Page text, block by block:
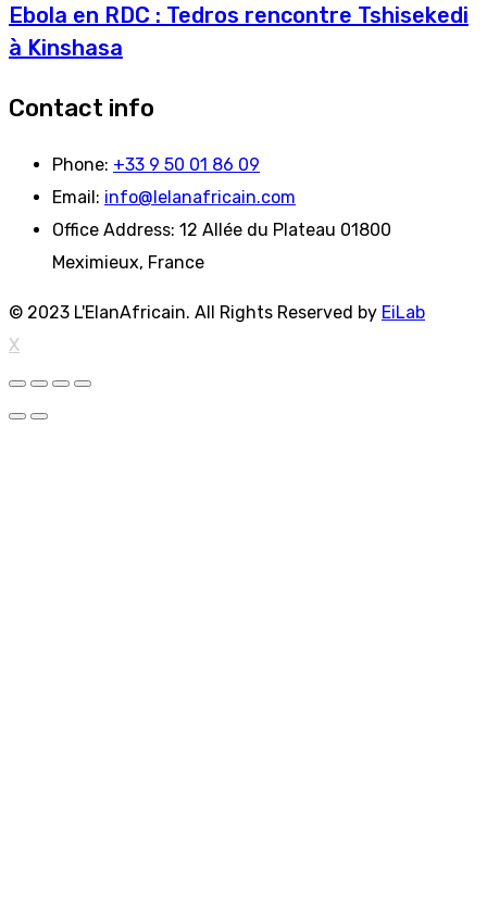
Ebola en RDC : Tedros rencontre Tshisekedi
à Kinshasa
Contact info
Phone: +33 9 50 01 86 09
Email: info@lelanafricain.com
Office Address: 12 Allée du Plateau 01800
Meximieux, France
© 2023 L'ElanAfricain. All Rights Reserved by EiLab
X